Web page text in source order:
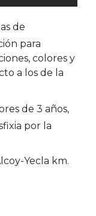
de
para
colores y
a los de la
de 3 años,
por la
Yecla km.